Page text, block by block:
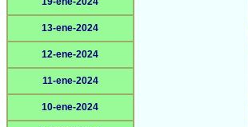
13-ene-2024
12-ene-2024
11-ene-2024
10-ene-2024